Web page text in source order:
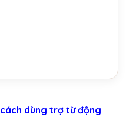
cách dùng trợ từ động